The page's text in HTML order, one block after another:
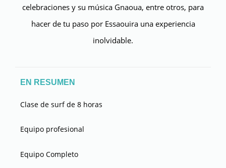
celebraciones y su música Gnaoua, entre otros, para
hacer de tu paso por Essaouira una experiencia
inolvidable.
EN RESUMEN
Clase de surf de 8 horas
Equipo profesional
Equipo Completo